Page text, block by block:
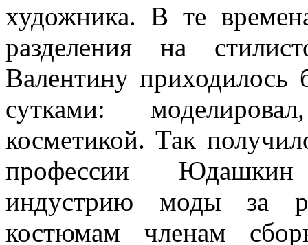
художника. В те
разделения на
Валентину
сутками:
косметикой. Так
профессии Юдашкин
индустрию моды за
костюмам членам